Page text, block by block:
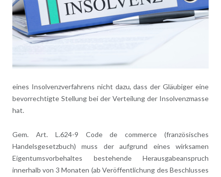
eines Insolvenzverfahrens nicht dazu, dass der Gläubiger eine
bevorrechtigte Stellung bei der Verteilung der Insolvenzmasse
hat.
Gem. Art. L.624-9 Code de commerce (französisches
Handelsgesetzbuch) muss der aufgrund eines wirksamen
Eigentumsvorbehaltes bestehende Herausgabeanspruch
innerhalb von 3 Monaten (ab Veröffentlichung des Beschlusses